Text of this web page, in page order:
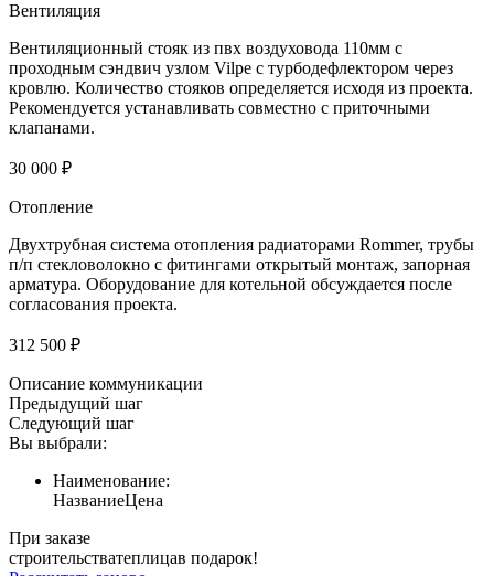
Вентиляция
Вентиляционный стояк из пвх воздуховода 110мм с
проходным сэндвич узлом Vilpe с турбодефлектором через
кровлю. Количество стояков определяется исходя из проекта.
Рекомендуется устанавливать совместно с приточными
клапанами.
30 000 ₽
Отопление
Двухтрубная система отопления радиаторами Rommer, трубы
п/п стекловолокно с фитингами открытый монтаж, запорная
арматура. Оборудование для котельной обсуждается после
согласования проекта.
312 500 ₽
Описание коммуникации
Предыдущий шаг
Следующий шаг
Вы выбрали:
Наименование:
НазваниеЦена
При заказе
строительстватеплицав подарок!